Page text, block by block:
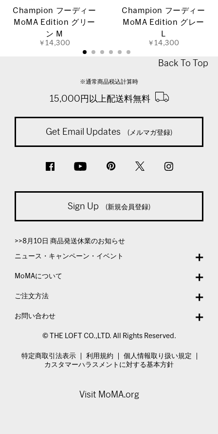
Champion フーディー
MoMA Edition グリー
ン M
￥14,300
Champion フーディー
MoMA Edition グレー
L
￥14,300
Back To Top
※通常商品税込計算時
15,000円以上配送料無料
Get Email Updates (メルマガ登録)
Sign Up (新規会員登録)
>>8月10日 商品発送休業のお知らせ
ニュース・キャンペーン・イベント
MoMAについて
ご注文方法
お問い合わせ
© THE LOFT CO.,LTD. All Rights Reserved.
特定商取引法表示 利用規約
個人情報取り扱い規定
カスタマーハラスメントに対する基本方針
Visit MoMA.org